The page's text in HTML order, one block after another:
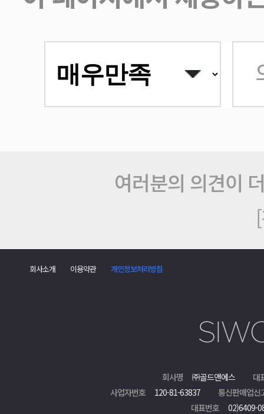
여러분의 의견이
회사소개 이용약관 개인정보처리방침
회사명 ㈜골드앤에스
대
사업자번호
120-81-63837
통신판매업신
대표번호
02)6409-